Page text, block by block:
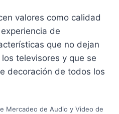
valores como calidad
de
que no dejan
televisores y que se
decoración de todos los
Mercadeo de Audio y Video de